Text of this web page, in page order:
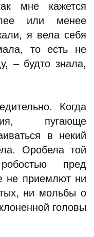
мне кажется
или менее
я вела себя
то есть не
– будто знала,
Когда
пугающе
в некий
Оробела той
пред
не приемлют ни
ни мольбы о
головы